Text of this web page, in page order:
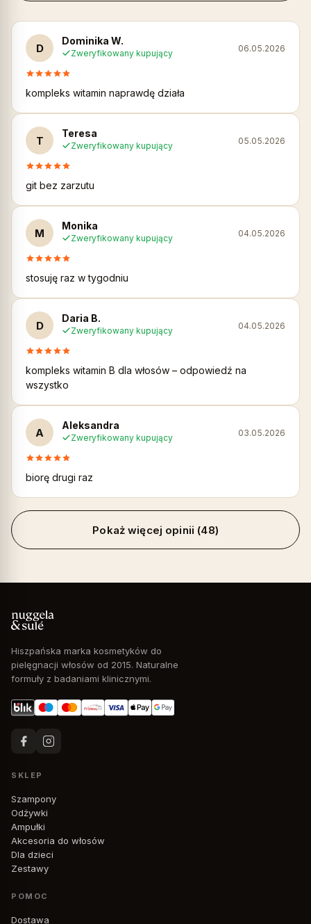
D
Dominika W.
Zweryfikowany kupujący 06.05.2026
kompleks witamin naprawdę działa
T
Teresa
Zweryfikowany kupujący 05.05.2026
git bez zarzutu
M
Monika
Zweryfikowany kupujący 04.05.2026
stosuję raz w tygodniu
D
Daria B.
Zweryfikowany kupujący 04.05.2026
kompleks witamin B dla włosów – odpowiedź na
wszystko
A
Aleksandra
Zweryfikowany kupujący 03.05.2026
biorę drugi raz
Pokaż więcej opinii (48)
Hiszpańska marka kosmetyków do
pielęgnacji włosów od 2015. Naturalne
formuły z badaniami klinicznymi.
SKLEP
Szampony
Odżywki
Ampułki
Akcesoria do włosów
Dla dzieci
Zestawy
POMOC
Dostawa